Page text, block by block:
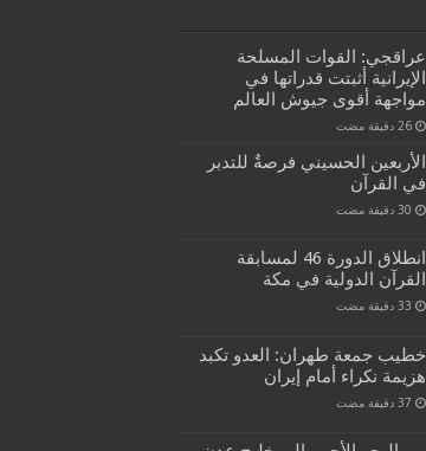
عراقجي: القوات المسلحة
الإيرانية أثبتت قدراتها في
مواجهة أقوى جيوش العالم
الأربعين الحسيني فرصةٌ للتدبر
في القرآن
انطلاق الدورة 46 لمسابقة
القرآن الدولية في مكة
خطيب جمعة طهران: العدو تكبد
هزيمة نكراء أمام إيران